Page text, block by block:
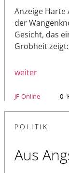
Anzeige
der
Gesicht, das
Grobheit
weiter
JF-Online 0
POLITIK
Aus